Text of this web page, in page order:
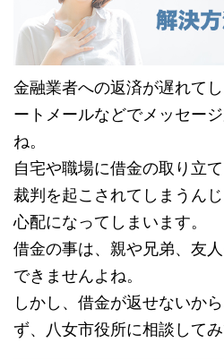
金融業者への返済が遅れて
ートメールなどでメッセー
ね。
自宅や職場に借金の取り立
裁判を起こされてしまうん
心配になってしまいます。
借金の事は、親や兄弟、友
できませんよね。
しかし、借金が返せないか
ず、八女市役所に相談してみ